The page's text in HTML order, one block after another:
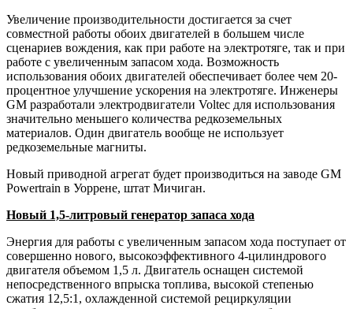
Увеличение производительности достигается за счет
совместной работы обоих двигателей в большем числе
сценариев вождения, как при работе на электротяге, так и при
работе с увеличенным запасом хода. Возможность
использования обоих двигателей обеспечивает более чем 20-
процентное улучшение ускорения на электротяге. Инженеры
GM разработали электродвигатели Voltec для использования
значительно меньшего количества редкоземельных
материалов. Один двигатель вообще не использует
редкоземельные магниты.
Новый приводной агрегат будет производиться на заводе GM
Powertrain в Уоррене, штат Мичиган.
Новый 1,5-литровый генератор запаса хода
Энергия для работы с увеличенным запасом хода поступает от
совершенно нового, высокоэффективного 4-цилиндрового
двигателя объемом 1,5 л. Двигатель оснащен системой
непосредственного впрыска топлива, высокой степенью
сжатия 12,5:1, охлажденной системой рециркуляции